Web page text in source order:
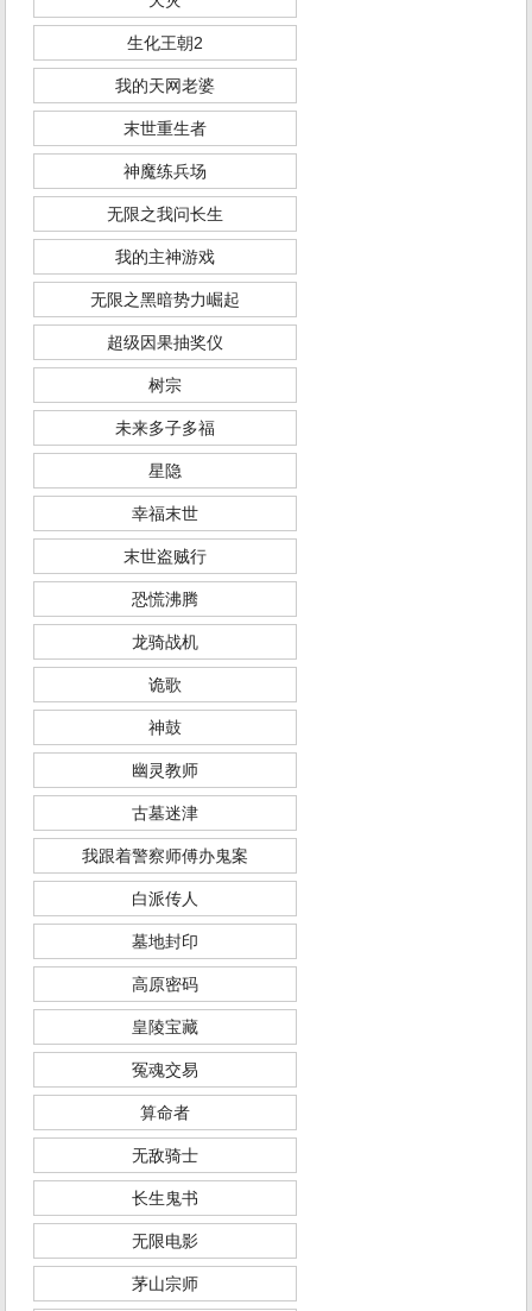
生化王朝2
我的天网老婆
末世重生者
神魔练兵场
无限之我问长生
我的主神游戏
无限之黑暗势力崛起
超级因果抽奖仪
树宗
未来多子多福
星隐
幸福末世
末世盗贼行
恐慌沸腾
龙骑战机
诡歌
神鼓
幽灵教师
古墓迷津
我跟着警察师傅办鬼案
白派传人
墓地封印
高原密码
皇陵宝藏
冤魂交易
算命者
无敌骑士
长生鬼书
无限电影
茅山宗师